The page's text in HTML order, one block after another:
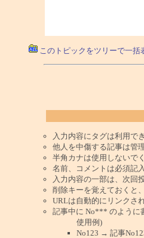
このトピックをツリーで一括
入力内容にタグは利用で
他人を中傷する記事は管
半角カナは使用しないで
名前、コメントは必須記
入力内容の一部は、次回
削除キーを覚えておくと
URLは自動的にリンクされ
記事中に No*** のように
使用例)
No123 → 記事